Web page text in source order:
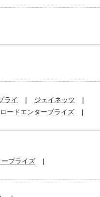
ライ
ジェイネッツ
ードエンタープライズ
プライズ